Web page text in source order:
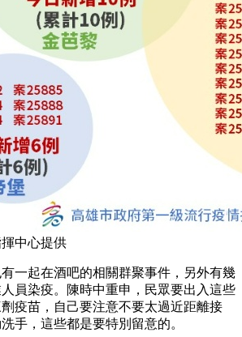
中心提供
一起在酒吧的相關群聚事件，另外有幾
員染疫。陳時中重申，民眾要出入這些
疫苗，自己要注意不要太過近距離接
手，這些都是要特別留意的。